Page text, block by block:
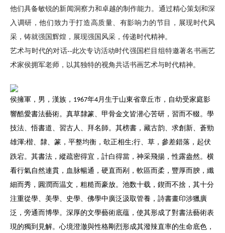
他们具备敏锐的新闻洞察力和卓越的制作能力。通过精心策划和深
入调研，他们致力于打造高质量、有影响力的节目，展现时代风
采，铸就强国辉煌，展现强国风采，传递时代精神。
艺术与时代的对话--此次专访活动时代强国栏目组特邀著名书画艺
术家侯拥军老师，以其独特的视角共话书画艺术与时代精神。
侯擁軍，男，漢族， 1967年4月生于山東省章丘市，自幼受家庭影
響酷愛書法藝術。真草隸篆、甲骨金文皆潜心苦研，習而不輟。學
技法、悟書道、習古人、拜名師。其榜書，藏古韵、求創新、蒼勁
雄渾;楷、隸、篆，平整均衡，欹正相生;行、草，參差錯落，起伏
跌宕。其書法，縱疏密得宜，計白得當，神采飛揚，性露盎然。横
看行氣自然連貫，血脉暢通，硬直而剐，軟區而柔，豐厚而腴，纖
細而秀，圓潤而温文，粗糙而豪放。池数十载，鍥而不捨，其十分
注重從學、美學、史學、佛學中廣泛汲取管養，詩書畫印涉獵廣
泛，旁通而博學。深厚的文學藝術底蕴，使其形成了對書法藝術表
現的獨到見解。心境澄澈與性格剛烈形成其潑辣直率的生命底色，